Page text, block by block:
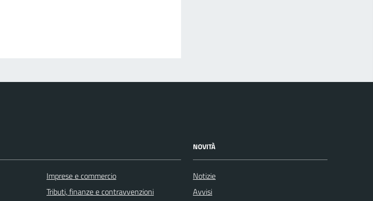
Imprese e commercio
Tributi, finanze e contravvenzioni
NOVITÀ
Notizie
Avvisi